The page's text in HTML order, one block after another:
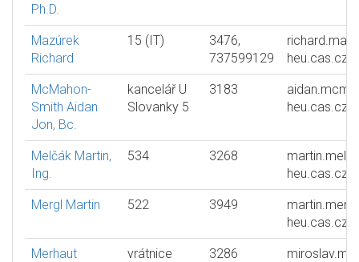
Ph.D.
Mazúrek
Richard
15 (IT)
3476,
737599129
heu.cas.cz
McMahon-
Smith Aidan
Jon, Bc.
kancelář U
Slovanky 5
3183
heu.cas.cz
Melčák Martin,
Ing.
534 3268
heu.cas.cz
Mergl Martin 522 3949
martin.mergl
heu.cas.cz
Merhaut
vrátnice 3286